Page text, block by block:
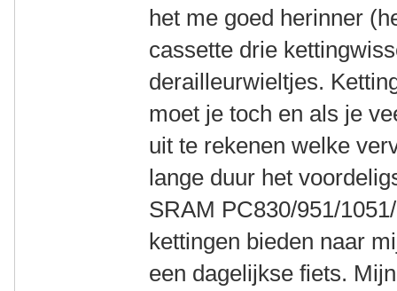
het me goed herinner
cassette drie
derailleurwieltjes.
moet je toch en als je
uit te rekenen welke
lange duur het
SRAM PC830/951/
kettingen bieden naar
een dagelijkse fiets.